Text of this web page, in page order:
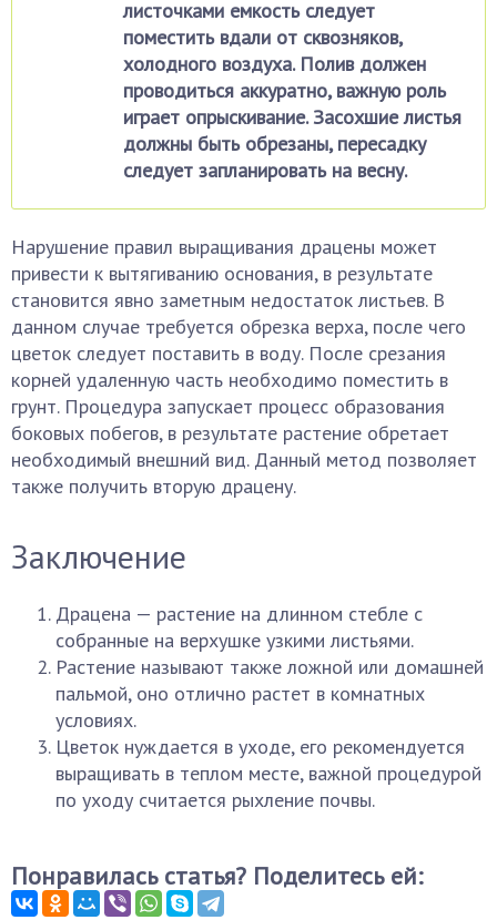
листочками емкость следует
поместить вдали от сквозняков,
холодного воздуха. Полив должен
проводиться аккуратно, важную роль
играет опрыскивание. Засохшие листья
должны быть обрезаны, пересадку
следует запланировать на весну.
Нарушение правил выращивания драцены может
привести к вытягиванию основания, в результате
становится явно заметным недостаток листьев. В
данном случае требуется обрезка верха, после чего
цветок следует поставить в воду. После срезания
корней удаленную часть необходимо поместить в
грунт. Процедура запускает процесс образования
боковых побегов, в результате растение обретает
необходимый внешний вид. Данный метод позволяет
также получить вторую драцену.
Заключение
Драцена — растение на длинном стебле с
собранные на верхушке узкими листьями.
Растение называют также ложной или домашней
пальмой, оно отлично растет в комнатных
условиях.
Цветок нуждается в уходе, его рекомендуется
выращивать в теплом месте, важной процедурой
по уходу считается рыхление почвы.
Понравилась статья? Поделитесь ей: